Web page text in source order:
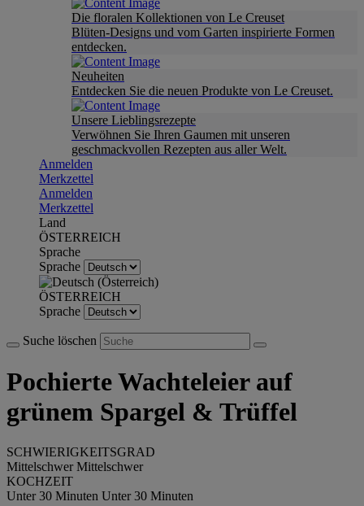
Die floralen Kollektionen von Le Creuset
Blüten-Designs und vom Garten inspirierte Formen
entdecken.
Neuheiten
Entdecken Sie die neuen Produkte von Le Creuset.
Unsere Lieblingsrezepte
Verwöhnen Sie Ihren Gaumen mit unseren
geschmackvollen Rezepten aus aller Welt.
Anmelden
Merkzettel
Anmelden
Merkzettel
Land
ÖSTERREICH
Sprache
Sprache
ÖSTERREICH
Sprache
Suche löschen
Pochierte Wachteleier auf
grünem Spargel & Trüffel
SCHWIERIGKEITSGRAD
Mittelschwer Mittelschwer
KOCHZEIT
Unter 30 Minuten Unter 30 Minuten